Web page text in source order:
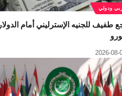
ودولي
طفيف للجنيه الإسترليني أمام الدولار
2026-08-